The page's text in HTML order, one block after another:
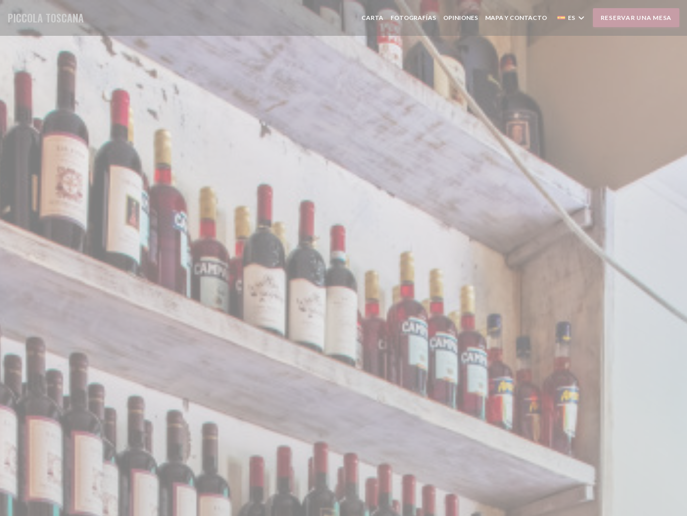
Personalización de sus opciones de cookies
PICCOLA TOSCANA CARTA FOTOGRAFÍAS OPINIONES MAPA Y CONTACTO ES RESERVAR UNA MESA